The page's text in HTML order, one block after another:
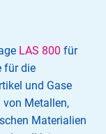
LAS 800 für
für die
und Gase
von Metallen,
Materialien